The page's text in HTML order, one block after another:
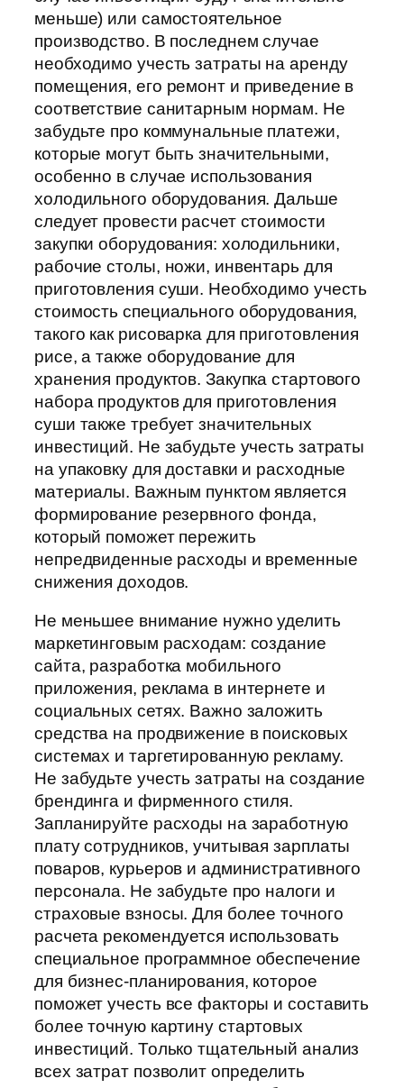
меньше) или самостоятельное
производство. В последнем случае
необходимо учесть затраты на аренду
помещения, его ремонт и приведение в
соответствие санитарным нормам. Не
забудьте про коммунальные платежи,
которые могут быть значительными,
особенно в случае использования
холодильного оборудования. Дальше
следует провести расчет стоимости
закупки оборудования: холодильники,
рабочие столы, ножи, инвентарь для
приготовления суши. Необходимо учесть
стоимость специального оборудования,
такого как рисоварка для приготовления
рисе, а также оборудование для
хранения продуктов. Закупка стартового
набора продуктов для приготовления
суши также требует значительных
инвестиций. Не забудьте учесть затраты
на упаковку для доставки и расходные
материалы. Важным пунктом является
формирование резервного фонда,
который поможет пережить
непредвиденные расходы и временные
снижения доходов.
Не меньшее внимание нужно уделить
маркетинговым расходам: создание
сайта, разработка мобильного
приложения, реклама в интернете и
социальных сетях. Важно заложить
средства на продвижение в поисковых
системах и таргетированную рекламу.
Не забудьте учесть затраты на создание
брендинга и фирменного стиля.
Запланируйте расходы на заработную
плату сотрудников, учитывая зарплаты
поваров, курьеров и административного
персонала. Не забудьте про налоги и
страховые взносы. Для более точного
расчета рекомендуется использовать
специальное программное обеспечение
для бизнес-планирования, которое
поможет учесть все факторы и составить
более точную картину стартовых
инвестиций. Только тщательный анализ
всех затрат позволит определить